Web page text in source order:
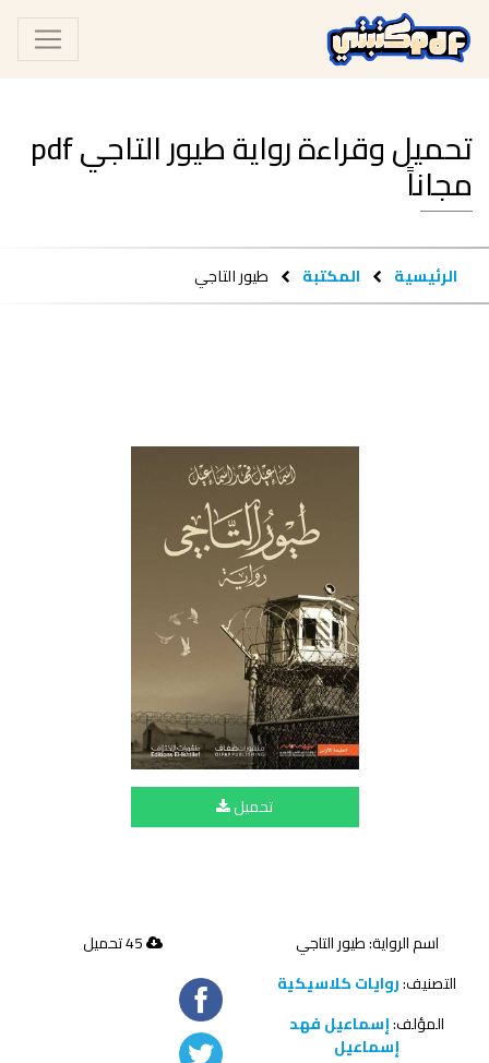
تحميل وقراءة رواية طيور التاجي pdf
مجاناً
الرئيسية المكتبة طيور التاجي
تحميل
اسم الرواية: طيور التاجي
التصنيف:روايات كلاسيكية
المؤلف:إسماعيل فهد
إسماعيل